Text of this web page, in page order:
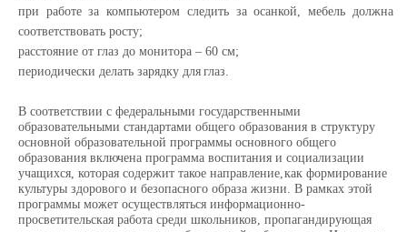
при работе за компьютером следить за осанкой, мебель должна
соответствовать росту;
расстояние от глаз до монитора – 60 см;
периодически делать зарядку для глаз.
В соответствии с федеральными государственными
образовательными стандартами общего образования в структуру
основной образовательной программы основного общего
образования включена программа воспитания и социализации
учащихся, которая содержит такое направление,как формирование
культуры здорового и безопасного образа жизни. В рамках этой
программы может осуществляться информационно-
просветительская работа среди школьников, пропагандирующая